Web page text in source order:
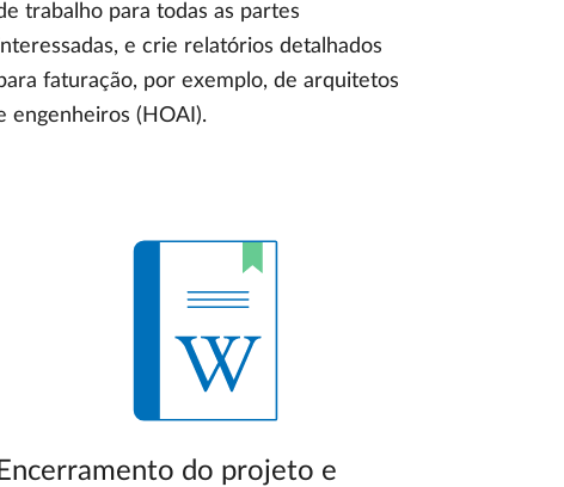
trabalho para todas as partes
e crie relatórios detalhados
faturação, por exemplo, de arquitetos
engenheiros (HOAI).
Encerramento do projeto e